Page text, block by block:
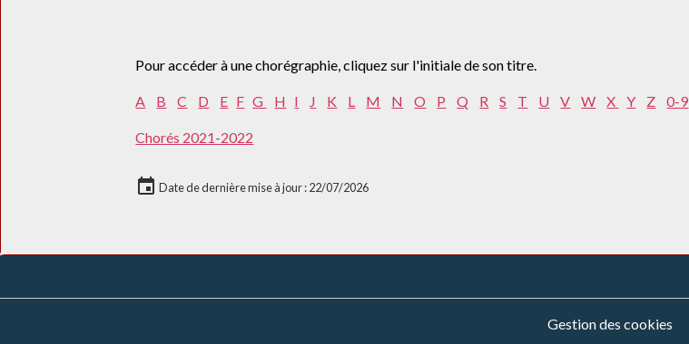
Pour accéder à une chorégraphie, cliquez sur l'initiale de son titre.
A B C D E F G H I J K L M N O P Q R S T U V W X Y Z 0-9
Chorés 2021-2022
Date de dernière mise à jour : 22/07/2026
Gestion des cookies